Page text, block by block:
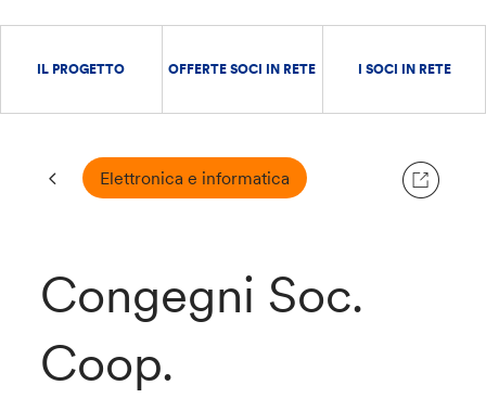
IL PROGETTO OFFERTE SOCI IN RETE I SOCI IN RETE
Elettronica e informatica
Congegni Soc.
Coop.